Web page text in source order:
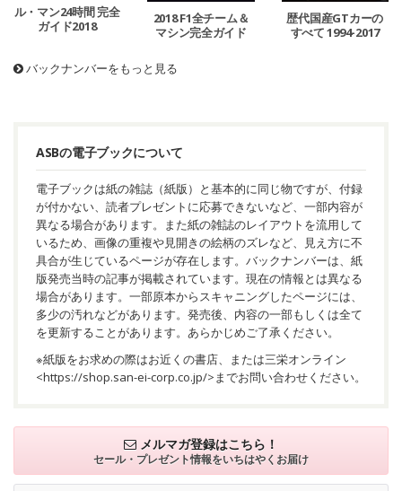
ル・マン24時間 完全
ガイド2018
2018 F1全チーム＆
マシン完全ガイド
歴代国産GTカーの
すべて 1994-2017
バックナンバーをもっと見る
ASBの電子ブックについて
電子ブックは紙の雑誌（紙版）と基本的に同じ物ですが、付録
が付かない、読者プレゼントに応募できないなど、一部内容が
異なる場合があります。また紙の雑誌のレイアウトを流用して
いるため、画像の重複や見開きの絵柄のズレなど、見え方に不
具合が生じているページが存在します。バックナンバーは、紙
版発売当時の記事が掲載されています。現在の情報とは異なる
場合があります。一部原本からスキャニングしたページには、
多少の汚れなどがあります。発売後、内容の一部もしくは全て
を更新することがあります。あらかじめご了承ください。
※紙版をお求めの際はお近くの書店、または三栄オンライン
<https://shop.san-ei-corp.co.jp/>までお問い合わせください。
メルマガ登録はこちら！
セール・プレゼント情報をいちはやくお届け